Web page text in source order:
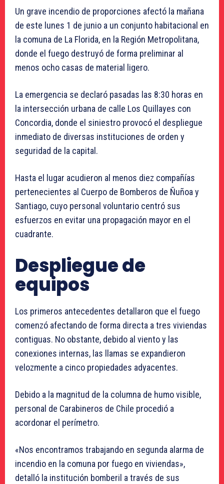
Un grave incendio de proporciones afectó la mañana
de este lunes 1 de junio a un conjunto habitacional en
la comuna de La Florida, en la Región Metropolitana,
donde el fuego destruyó de forma preliminar al
menos ocho casas de material ligero.
La emergencia se declaró pasadas las 8:30 horas en
la intersección urbana de calle Los Quillayes con
Concordia, donde el siniestro provocó el despliegue
inmediato de diversas instituciones de orden y
seguridad de la capital.
Hasta el lugar acudieron al menos diez compañías
pertenecientes al Cuerpo de Bomberos de Ñuñoa y
Santiago, cuyo personal voluntario centró sus
esfuerzos en evitar una propagación mayor en el
cuadrante.
Despliegue de
equipos
Los primeros antecedentes detallaron que el fuego
comenzó afectando de forma directa a tres viviendas
contiguas. No obstante, debido al viento y las
conexiones internas, las llamas se expandieron
velozmente a cinco propiedades adyacentes.
Debido a la magnitud de la columna de humo visible,
personal de Carabineros de Chile procedió a
acordonar el perímetro.
«Nos encontramos trabajando en segunda alarma de
incendio en la comuna por fuego en viviendas»,
detalló la institución bomberil a través de sus